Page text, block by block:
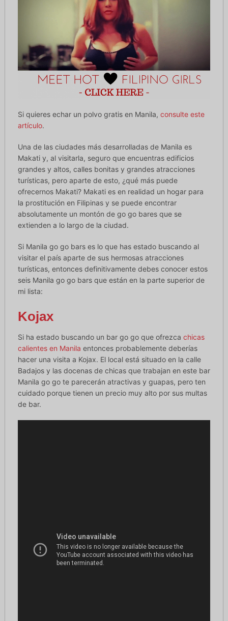
Si quieres echar un polvo gratis en Manila, consulte este
artículo.
Una de las ciudades más desarrolladas de Manila es
Makati y, al visitarla, seguro que encuentras edificios
grandes y altos, calles bonitas y grandes atracciones
turísticas, pero aparte de esto, ¿qué más puede
ofrecernos Makati? Makati es en realidad un hogar para
la prostitución en Filipinas y se puede encontrar
absolutamente un montón de go go bares que se
extienden a lo largo de la ciudad.
Si Manila go go bars es lo que has estado buscando al
visitar el país aparte de sus hermosas atracciones
turísticas, entonces definitivamente debes conocer estos
seis Manila go go bars que están en la parte superior de
mi lista:
Kojax
Si ha estado buscando un bar go go que ofrezca chicas
calientes en Manila entonces probablemente deberías
hacer una visita a Kojax. El local está situado en la calle
Badajos y las docenas de chicas que trabajan en este bar
Manila go go te parecerán atractivas y guapas, pero ten
cuidado porque tienen un precio muy alto por sus multas
de bar.